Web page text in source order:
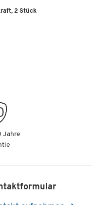
2 Stück
Jahre